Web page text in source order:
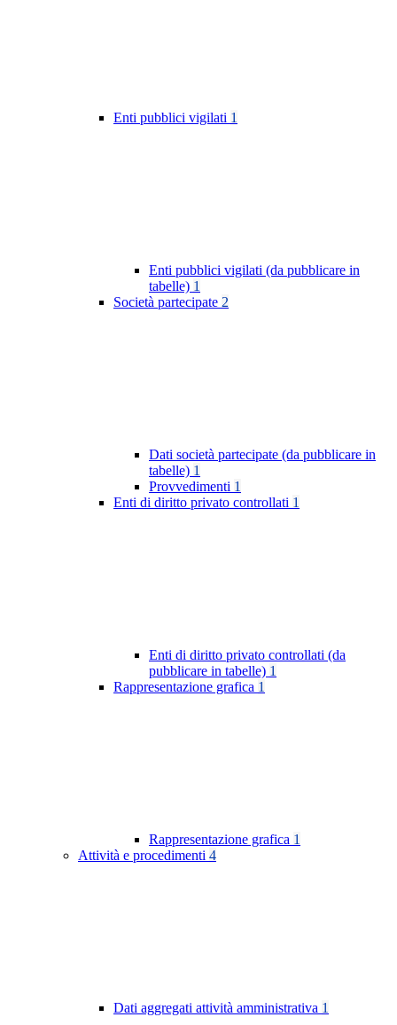
Enti pubblici vigilati 1
Enti pubblici vigilati (da pubblicare in
tabelle) 1
Società partecipate 2
Dati società partecipate (da pubblicare in
tabelle) 1
Provvedimenti 1
Enti di diritto privato controllati 1
Enti di diritto privato controllati (da
pubblicare in tabelle) 1
Rappresentazione grafica 1
Rappresentazione grafica 1
Attività e procedimenti 4
Dati aggregati attività amministrativa 1